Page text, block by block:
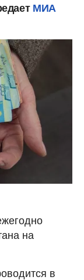
МИА
на
в